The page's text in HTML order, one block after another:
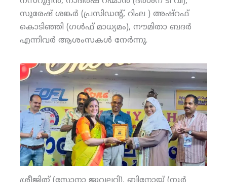
സുരേഷ് ശങ്കര്‍ (പ്രസിഡന്റ്, റിംല ) അഷ്‌റഫ്
കൊടിഞ്ഞി (ഗള്‍ഫ് മാധ്യമം), നൗമിതാ ബദര്‍
എന്നിവര്‍ ആശംസകള്‍ നേര്‍ന്നു.